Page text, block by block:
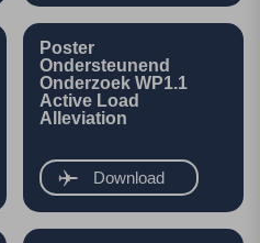
Poster
Ondersteunend
Onderzoek WP1.1
Active Load
Alleviation
Download